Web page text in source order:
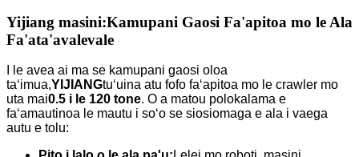
Yijiang masini:Kamupani Gaosi Fa'apitoa mo le Ala
Fa'ata'avalevale
I le avea ai ma se kamupani gaosi oloa
taʻimua,YIJIANGtuʻuina atu fofo faʻapitoa mo le crawler mo
uta mai0.5 i le 120 tone. O a matou polokalama e
faʻamautinoa le mautu i soʻo se siosiomaga e ala i vaega
autu e tolu: